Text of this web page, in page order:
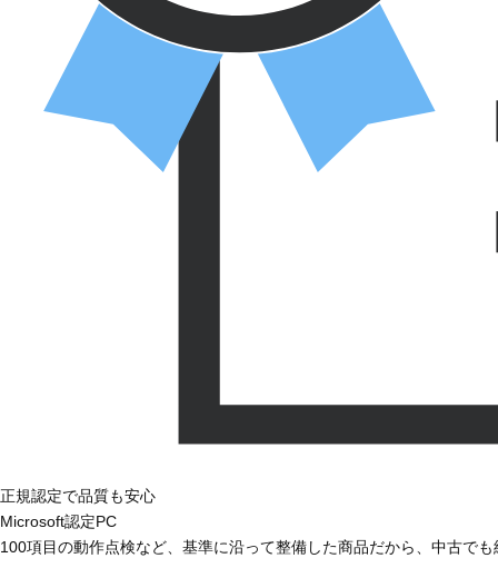
正規認定で品質も安心
Microsoft認定PC
100項目の動作点検など、基準に沿って整備した商品だから、中古で